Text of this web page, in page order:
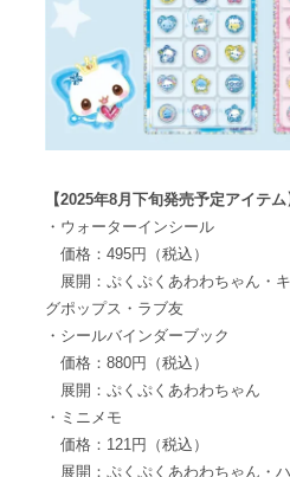
【2025年8月下旬発売予定アイテム
・ウォーターインシール
価格：495円（税込）
展開：ぷくぷくあわわちゃん・
グポップス・ラブ友
・シールバインダーブック
価格：880円（税込）
展開：ぷくぷくあわわちゃん
・ミニメモ
価格：121円（税込）
展開：ぷくぷくあわわちゃん・